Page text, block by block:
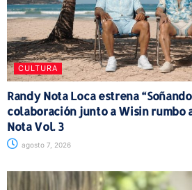
CULTURA
Randy Nota Loca estrena
colaboración junto a Wisin rumbo
Nota Vol. 3
agosto 7, 2026